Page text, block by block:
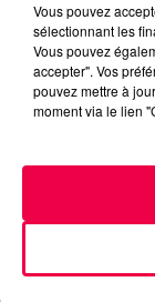
UN
"1990" DE
Vous pouvez
sélectionnant les
Vous pouvez
accepter". Vos
pouvez mettre à
moment via le lien